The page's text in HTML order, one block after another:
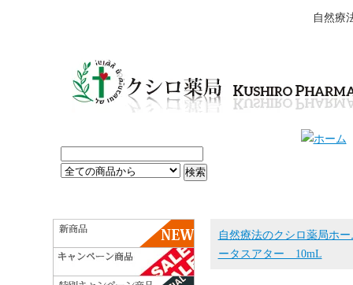
自然療
自然療法のクシロ薬局ホー
ータスアター 10mL